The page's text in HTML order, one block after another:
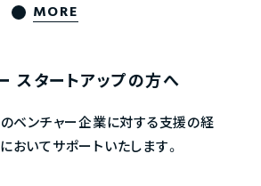
MORE
スタートアップの方へ
ベンチャー企業に対する支援の経
おいてサポートいたします。